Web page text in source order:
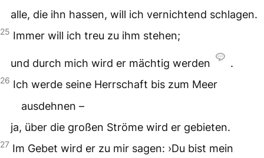
alle, die ihn hassen, will ich vernichtend schlagen.
25 Immer will ich treu zu ihm stehen;
und durch mich wird er mächtig werden .
26 Ich werde seine Herrschaft bis zum Meer
ausdehnen –
ja, über die großen Ströme wird er gebieten.
27 Im Gebet wird er zu mir sagen: ›Du bist mein